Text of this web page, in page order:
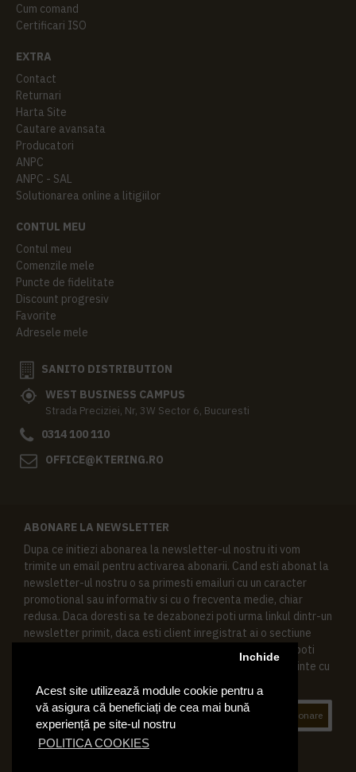
Acest site utilizează module cookie pentru a
vă asigura că beneficiați de cea mai bună
experiență pe site-ul nostru
POLITICA COOKIES
Inchide
Cum comand
Certificari ISO
EXTRA
Contact
Returnari
Harta Site
Cautare avansata
Producatori
ANPC
ANPC - SAL
Solutionarea online a litigiilor
CONTUL MEU
Contul meu
Comenzile mele
Puncte de fidelitate
Discount progresiv
Favorite
Adresele mele
SANITO DISTRIBUTION
WEST BUSINESS CAMPUS
Strada Preciziei, Nr, 3W Sector 6, Bucuresti
0314 100 110
OFFICE@KTERING.RO
ABONARE LA NEWSLETTER
Dupa ce initiezi abonarea la newsletter-ul nostru iti vom
trimite un email pentru activarea abonarii. Cand esti abonat la
newsletter-ul nostru o sa primesti emailuri cu un caracter
promotional sau informativ si cu o frecventa medie, chiar
redusa. Daca doresti sa te dezabonezi poti urma linkul dintr-un
newsletter primit, daca esti client inregistrat ai o sectiune
speciala in contul tau in acest scop, si de asemenea ne poti
contacta oricand pe email pentru orice intrebari sau cerinte cu
Abonare